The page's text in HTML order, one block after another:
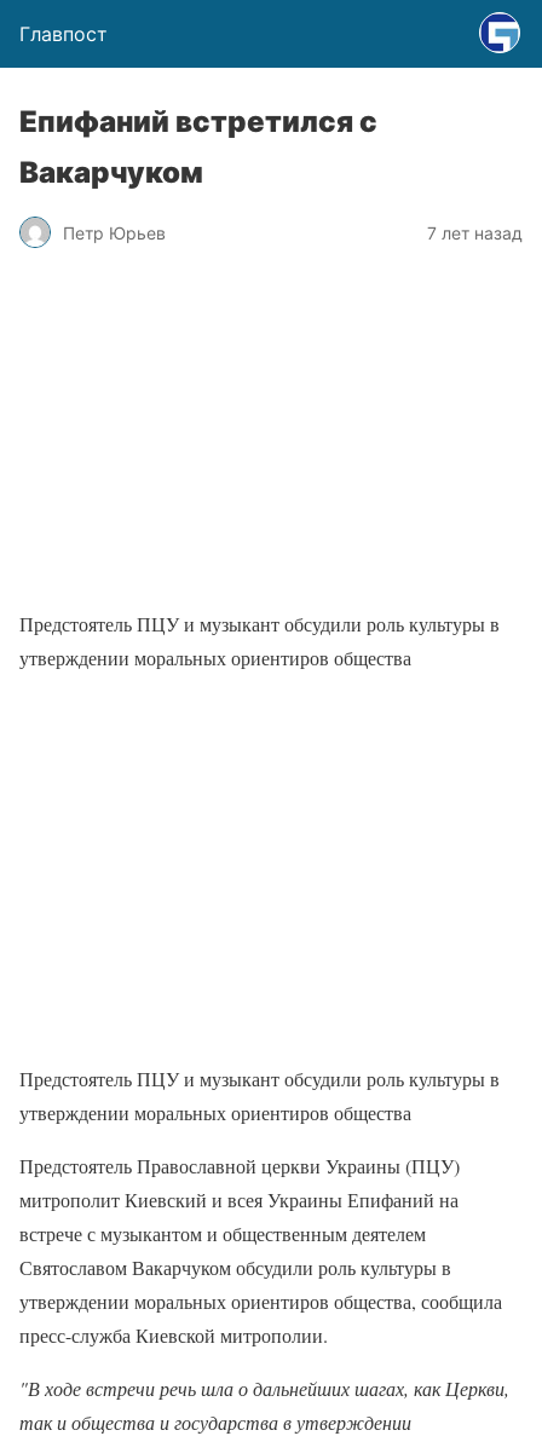
Главпост
Епифаний встретился с
Вакарчуком
Петр Юрьев 7 лет назад
Предстоятель ПЦУ и музыкант обсудили роль культуры в
утверждении моральных ориентиров общества
Предстоятель ПЦУ и музыкант обсудили роль культуры в
утверждении моральных ориентиров общества
Предстоятель Православной церкви Украины (ПЦУ)
митрополит Киевский и всея Украины Епифаний на
встрече с музыкантом и общественным деятелем
Святославом Вакарчуком обсудили роль культуры в
утверждении моральных ориентиров общества, сообщила
пресс-служба Киевской митрополии.
"В ходе встречи речь шла о дальнейших шагах, как Церкви,
так и общества и государства в утверждении